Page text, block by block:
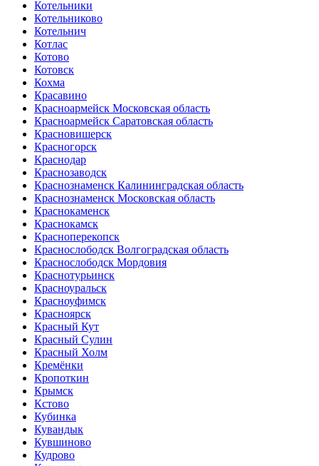
Котельники
Котельниково
Котельнич
Котлас
Котово
Котовск
Кохма
Красавино
Красноармейск Московская область
Красноармейск Саратовская область
Красновишерск
Красногорск
Краснодар
Краснозаводск
Краснознаменск Калининградская область
Краснознаменск Московская область
Краснокаменск
Краснокамск
Красноперекопск
Краснослободск Волгоградская область
Краснослободск Мордовия
Краснотурьинск
Красноуральск
Красноуфимск
Красноярск
Красный Кут
Красный Сулин
Красный Холм
Кремёнки
Кропоткин
Крымск
Кстово
Кубинка
Кувандык
Кувшиново
Кудрово